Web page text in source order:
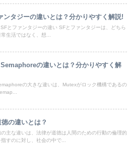
ンタジーの違いとは？分かりやすく解説!
とファンタジーの違い SFとファンタジーは、どちら
常生活ではなく、想...
の違いとは？分かりやすく解
の大きな違いは、Mutexがロック機構であるの
の違いとは？
主な違いは、法律が道徳は人間のための行動の倫理的
指すのに対し、社会の中で...